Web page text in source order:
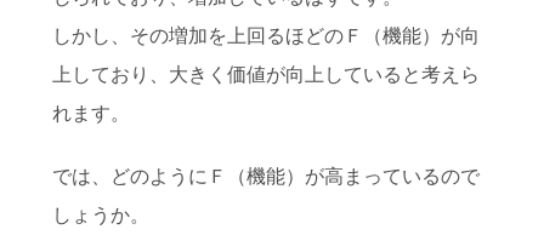
しかし、その増加を上回るほどのＦ（機能）が向
上しており、大きく価値が向上していると考えら
れます。
では、どのようにＦ（機能）が高まっているので
しょうか。